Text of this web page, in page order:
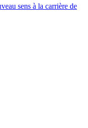
sens à la carrière de